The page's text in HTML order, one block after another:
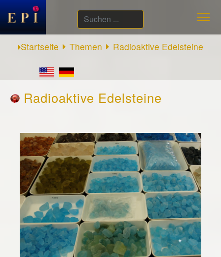
Suchen
...
Startseite
Themen Radioaktive Edelsteine
Radioaktive Edelsteine